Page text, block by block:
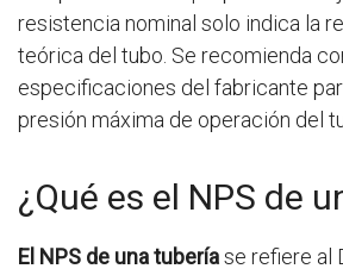
resistencia nominal solo indica la
teórica del tubo. Se recomienda
especificaciones del fabricante
presión máxima de operación del
¿Qué es el NPS de
El NPS de una tuberíase refiere al